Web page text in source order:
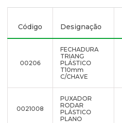
Código Designação
00206
FECHADURA
TRIANG
PLÁSTICO
T10mm
C/CHAVE
0021008
PUXADOR
RODAR
PLÁSTICO
PLANO